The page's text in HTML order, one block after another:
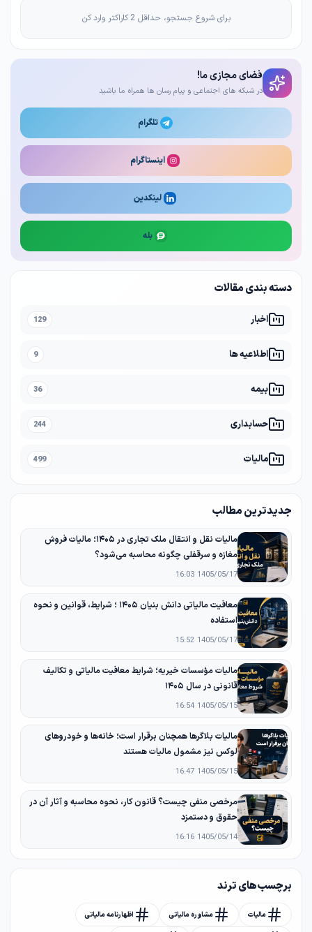
برای شروع جستجو، حداقل 2 کاراکتر وارد کن
فضای مجازی ما!
در شبکه های اجتماعی و پیام رسان ها همراه ما باشید
تلگرام
اینستاگرام
لینکدین
بله
دسته بندی مقالات
اخبار 129
اطلاعیه ها 9
بیمه 36
حسابداری 244
مالیات 499
جدیدترین مطالب
مالیات نقل و انتقال ملک تجاری در ۱۴۰۵؛ مالیات فروش
مغازه و سرقفلی چگونه محاسبه می‌شود؟
1405/05/17 16:03
معافیت مالیاتی دانش‌ بنیان ۱۴۰۵ ؛ شرایط، قوانین و نحوه
استفاده
1405/05/17 15:52
مالیات مؤسسات خیریه؛ شرایط معافیت مالیاتی و تکالیف
قانونی در سال ۱۴۰۵
1405/05/15 16:54
مالیات بلاگرها همچنان برقرار است؛ خانه‌ها و خودروهای
لوکس نیز مشمول مالیات هستند
1405/05/15 16:47
مرخصی منفی چیست؟ قانون کار، نحوه محاسبه و آثار آن در
حقوق و دستمزد
1405/05/14 16:16
برچسب های ترند
مالیات مشاوره مالیاتی اظهارنامه مالیاتی